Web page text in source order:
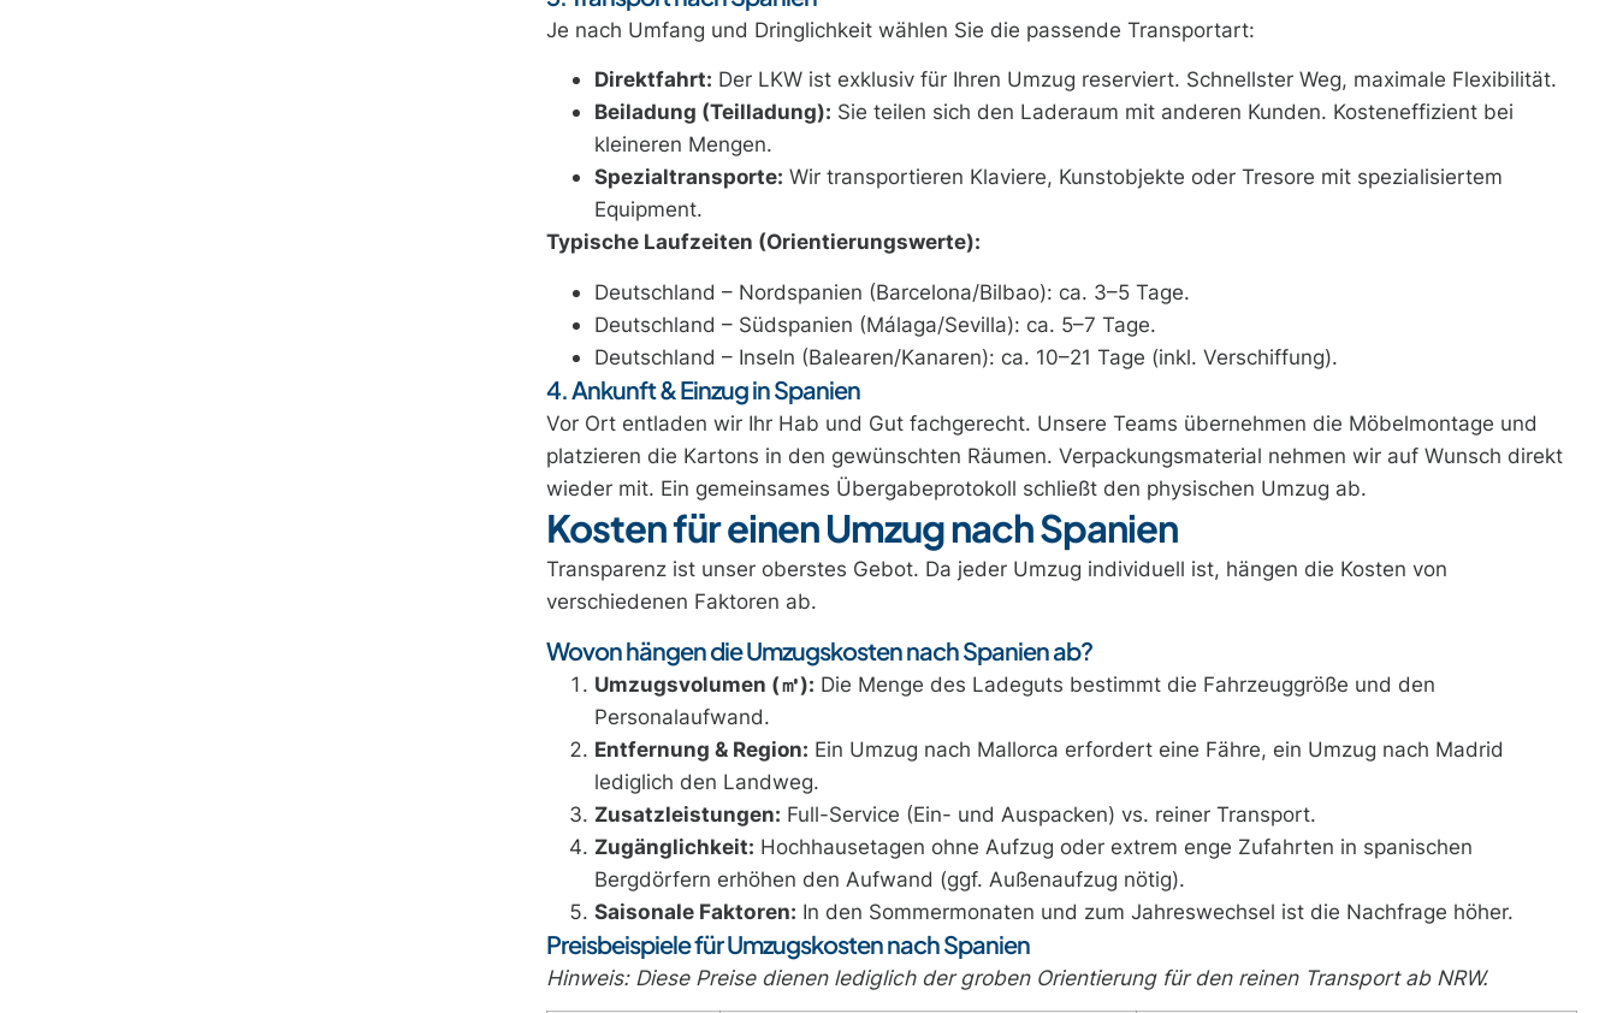
Je nach Umfang und Dringlichkeit wählen Sie die passende Transportart:
Direktfahrt: Der LKW ist exklusiv für Ihren Umzug reserviert. Schnellster Weg, maximale Flexibilität.
Beiladung (Teilladung): Sie teilen sich den Laderaum mit anderen Kunden. Kosteneffizient bei
kleineren Mengen.
Spezialtransporte: Wir transportieren Klaviere, Kunstobjekte oder Tresore mit spezialisiertem
Equipment.
Typische Laufzeiten (Orientierungswerte):
Deutschland – Nordspanien (Barcelona/Bilbao): ca. 3–5 Tage.
Deutschland – Südspanien (Málaga/Sevilla): ca. 5–7 Tage.
Deutschland – Inseln (Balearen/Kanaren): ca. 10–21 Tage (inkl. Verschiffung).
4. Ankunft & Einzug in Spanien
Vor Ort entladen wir Ihr Hab und Gut fachgerecht. Unsere Teams übernehmen die Möbelmontage und
platzieren die Kartons in den gewünschten Räumen. Verpackungsmaterial nehmen wir auf Wunsch direkt
wieder mit. Ein gemeinsames Übergabeprotokoll schließt den physischen Umzug ab.
Kosten für einen Umzug nach Spanien
Transparenz ist unser oberstes Gebot. Da jeder Umzug individuell ist, hängen die Kosten von
verschiedenen Faktoren ab.
Wovon hängen die Umzugskosten nach Spanien ab?
Umzugsvolumen (㎥): Die Menge des Ladeguts bestimmt die Fahrzeuggröße und den
Personalaufwand.
Entfernung & Region: Ein Umzug nach Mallorca erfordert eine Fähre, ein Umzug nach Madrid
lediglich den Landweg.
Zusatzleistungen: Full-Service (Ein- und Auspacken) vs. reiner Transport.
Zugänglichkeit: Hochhausetagen ohne Aufzug oder extrem enge Zufahrten in spanischen
Bergdörfern erhöhen den Aufwand (ggf. Außenaufzug nötig).
Saisonale Faktoren: In den Sommermonaten und zum Jahreswechsel ist die Nachfrage höher.
Preisbeispiele für Umzugskosten nach Spanien
Hinweis: Diese Preise dienen lediglich der groben Orientierung für den reinen Transport ab NRW.